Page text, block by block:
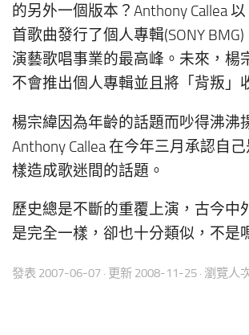
的另外一個版本？Anthony Callea 以
首歌曲發行了個人專輯(SONY
演藝歌唱事業的最高峰。未來，楊
不會推出個人專輯並且將「背叛」
楊宗緯因為年齡的話題而吵得沸沸
Anthony Callea 在今年三月承認自
樣造成歌迷間的話題。
歷史總是不斷的重覆上演，古今中
是完全一樣，卻也十分類似，不是
發表 2007-06-07 · 更新 2008-11-25 · 瀏覽人